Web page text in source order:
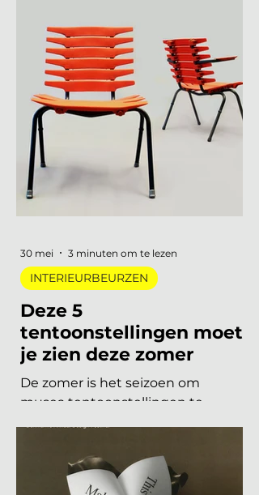
2026 meer dan vierhonderd
merken, ruim 120.000 bezoekers,
acht stadsdelen. De zoete pastels
van een paar jaar geleden zijn
verdwenen. Wat overblijft is koeler,
eerlijker en doordachter: koel
metaal, lage zit, diep bordeaux en
een duidelijke voorkeur voor
materiaal met een verhaal. Dit zijn
Deze 5
tentoonstellingen moet
je zien deze zomer
musea tentoonstellingen te
verplichting, maar als keuze. Want
dit jaar is het aanbod ronduit sterk:
INTERIEURBEURZEN
30 mei 3 minuten om te lezen